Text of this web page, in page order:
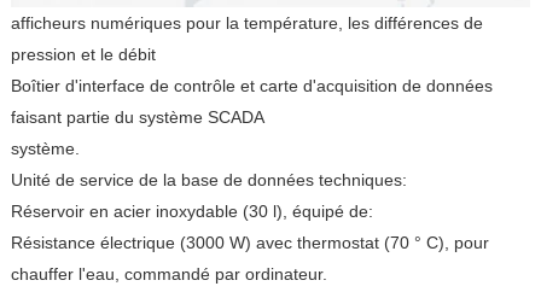
afficheurs numériques pour la température, les différences de
pression et le débit
Boîtier d'interface de contrôle et carte d'acquisition de données
faisant partie du système SCADA
système.
Unité de service de la base de données techniques:
Réservoir en acier inoxydable (30 l), équipé de:
Résistance électrique (3000 W) avec thermostat (70 ° C), pour
chauffer l'eau, commandé par ordinateur.